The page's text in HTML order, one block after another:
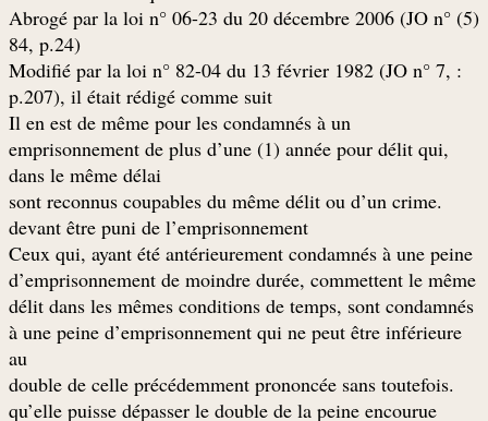
(5) Abrogé par la loi n° 06-23 du 20 décembre 2006 (JO n°
84, p.24)
: Modifié par la loi n° 82-04 du 13 février 1982 (JO n° 7,
p.207), il était rédigé comme suit
Il en est de même pour les condamnés à un
emprisonnement de plus d’une (1) année pour délit qui,
dans le même délai
.sont reconnus coupables du même délit ou d’un crime
devant être puni de l’emprisonnement
Ceux qui, ayant été antérieurement condamnés à une peine
d’emprisonnement de moindre durée, commettent le même
délit dans les mêmes conditions de temps, sont condamnés
à une peine d’emprisonnement qui ne peut être inférieure
au
.double de celle précédemment prononcée sans toutefois
qu’elle puisse dépasser le double de la peine encourue